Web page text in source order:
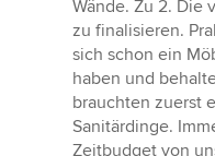
Wände. Zu 2. Die
zu finalisieren.
sich schon ein
haben und
brauchten zuerst
Sanitärdinge.
Zeitbudget von